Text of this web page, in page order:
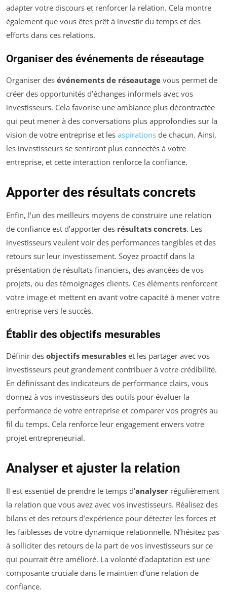
adapter votre discours et renforcer la relation. Cela montre
également que vous êtes prêt à investir du temps et des
efforts dans ces relations.
Organiser des événements de réseautage
Organiser des événements de réseautage vous permet de
créer des opportunités d’échanges informels avec vos
investisseurs. Cela favorise une ambiance plus décontractée
qui peut mener à des conversations plus approfondies sur la
vision de votre entreprise et les aspirations de chacun. Ainsi,
les investisseurs se sentiront plus connectés à votre
entreprise, et cette interaction renforce la confiance.
Apporter des résultats concrets
Enfin, l’un des meilleurs moyens de construire une relation
de confiance est d’apporter des résultats concrets. Les
investisseurs veulent voir des performances tangibles et des
retours sur leur investissement. Soyez proactif dans la
présentation de résultats financiers, des avancées de vos
projets, ou des témoignages clients. Ces éléments renforcent
votre image et mettent en avant votre capacité à mener votre
entreprise vers le succès.
Établir des objectifs mesurables
Définir des objectifs mesurables et les partager avec vos
investisseurs peut grandement contribuer à votre crédibilité.
En définissant des indicateurs de performance clairs, vous
donnez à vos investisseurs des outils pour évaluer la
performance de votre entreprise et comparer vos progrès au
fil du temps. Cela renforce leur engagement envers votre
projet entrepreneurial.
Analyser et ajuster la relation
Il est essentiel de prendre le temps d’analyser régulièrement
la relation que vous avez avec vos investisseurs. Réalisez des
bilans et des retours d’expérience pour détecter les forces et
les faiblesses de votre dynamique relationnelle. N’hésitez pas
à solliciter des retours de la part de vos investisseurs sur ce
qui pourrait être amélioré. La volonté d’adaptation est une
composante cruciale dans le maintien d’une relation de
confiance.